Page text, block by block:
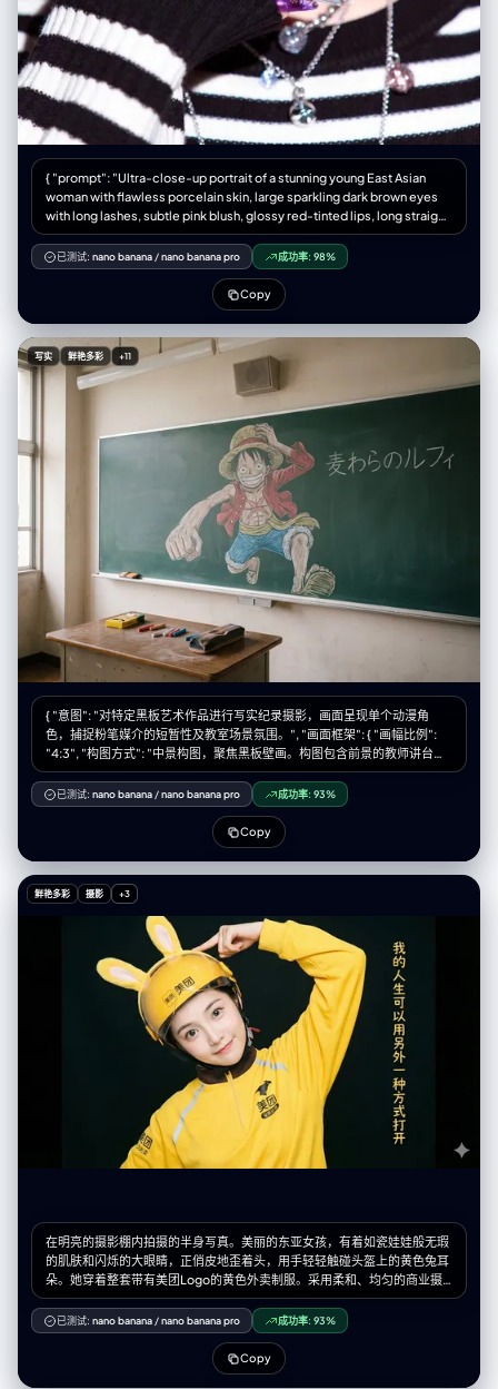
environments, creating vibrant color pop on the merchandise.",
"color_grade": "Slightly overexposed highlights, saturated primaries
(reds, yellows, blues)." }, "attire_customization": { "current_clothing":
"Black tank top, plaid shirt (blue/white/grey), denim shorts (hidden),
white chunky sneakers.", "customizable_clothing": "Leave empty to
maintain current style or replace with 'oversized hoodie' for a different
vibe." }, "brand_product_customization": { "current_brand_product":
"Generic colorful potato chip bags and snack packaging in
brand names for the shelves.", "customizable_product": "User can
specify the type of sneaker (e.g., Jordan, Balenciaga).",
"product_placement_area": "The shelves behind the subject or the
yellow bag inside the cart." }, "objects_and_props": { "main_objects":
[ "Metal shopping cart", "Chunky sneakers" ], "secondary_objects": [
"Yellow snack bag inside the cart", "Silver scrunched bracelet" ] },
"High angle / POV looking down into the cart", "lens_type": "Ultra-
wide angle fisheye lens", "bokeh_style": "None (everything in focus)" }
}
{ "prompt": "Ultra-close-up portrait of a stunning young East Asian
woman with flawless porcelain skin, large sparkling dark brown eyes
with long lashes, subtle pink blush, glossy red-tinted lips, long straight
silky dark brown hair with subtle highlights, making a playful finger-
frame gesture around one eye with both hands, extremely detailed
long almond-shaped nails with glossy purple-marble and silver
chrome galaxy nail art with tiny rhinestones, wearing black-and-white
horizontal striped oversized knit sweater with ribbed cuffs, layered
delicate silver necklaces with crystal pendants and small pink gems,
soft studio lighting with bright white seamless background, high-
fashion beauty editorial style, razor-sharp details, perfect skin texture
with natural glow, shallow depth of field, shot on 85mm lens f/1.4, ultra-
realistic photorealism, 8k, masterpiece, best quality",
"negative_prompt": "blurry, low resolution, deformed hands, extra
fingers, missing fingers, bad anatomy, ugly nails, cheap makeup,
overexposed, underexposed, text, watermark, logo, cartoon, 3d
render, plastic skin, doll face, cross-eyed, distorted proportions, old,
"width": 832, "height": 1216, "seed": -1 }
已测试: nano banana /nano banana pro 成功率: 98%
Copy
写实 鲜艳多彩 +11
{ "意图": "对特定黑板艺术作品进行写实纪录摄影，画面呈现单个动漫角
色，捕捉粉笔媒介的短暂性及教室场景氛围。", "画面框架": { "画幅比例":
"4:3", "构图方式": "中景构图，聚焦黑板壁画。构图包含前景的教师讲台以
提供比例尺度，背景空间由单个角色的艺术作品主导。", "风格模式": "纪实
写实主义、质感聚焦、环境自然主义" }, "主体对象": { "主要主体": "标准绿色
教室黑板上绘制的大型精细粉笔画，描绘《海贼王》角色蒙奇·D·路飞。",
"视觉细节": "画面中路飞呈现动态姿势,居于黑板中央。他戴着标志性草帽,
黑色凌乱短发,露齿灿烂笑容。表情充满活力和喜悦,圆形眼睛生动传神。他
(敞开状态)露出胸前标志性X形伤疤,蓝色短裤和凉鞋,使用鲜艳彩色粉笔绘
制。", "媒介质感": "画面保留粉笔的粉尘感和哑光质地。可见排线和交叉阴
影笔触为服装和头发创造阴影效果。绿色黑板上的晕染区域显示手工混合颜
清晰白色粉笔书写。" }, "环境设定": { "场所": "标准日本学校教室。", "前景
元素": "木质讲台占据画面下方前景。桌面上散落着黄色粉笔盒、红白蓝色
散落粉笔条,以及沾满粉笔灰的黑色毡擦。", "背景元素": "绿色黑板横跨画面
宽度,底部为金属粉笔槽,积累有粉笔灰。黑板上方为米白色石膏墙面,挂有小
顶部荧光灯具与左侧窗户日光混合提供。光线均匀,防止黑板表面眩光,同时
绿色黑板上的准确色彩还原。", "方向": "顶部和略微正面照射。" }, "相机参
元素轻微柔化。", "快门速度": "1/60秒", "感光度": "ISO 400", "机位": "站
形、纸张纹理、油画、混乱构图、极端低角度、鱼眼镜头。", "风格": "无过
度饱和、无柔焦滤镜、无重度暗角。" } }
已测试: nano banana/nano banana pro 成功率: 93%
Copy
鲜艳多彩 摄影 +3
在明亮的摄影棚内拍摄的半身写真。美丽的东亚女孩，有着如瓷娃娃般无瑕
的肌肤和闪烁的大眼睛，正俏皮地歪着头，用手轻轻触碰头盔上的黄色兔耳
朵。她穿着整套带有美团Logo的黄色外卖制服。采用柔和、均匀的商业摄
影棚打光，营造出清新、活力的氛围，背景深暗，突出主体。在图片最右面
搭配上一列文字“我的人生可以用另外一种方式打开”，字体与照片风格相
近。
已测试: nano banana /nano banana pro 成功率: 93%
Copy